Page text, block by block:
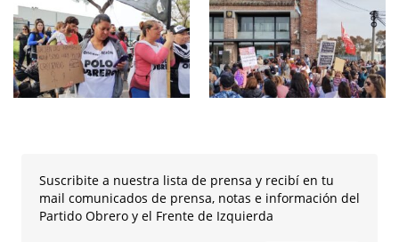
Suscribite a nuestra lista de prensa y recibí en tu
mail comunicados de prensa, notas e información del
Partido Obrero y el Frente de Izquierda